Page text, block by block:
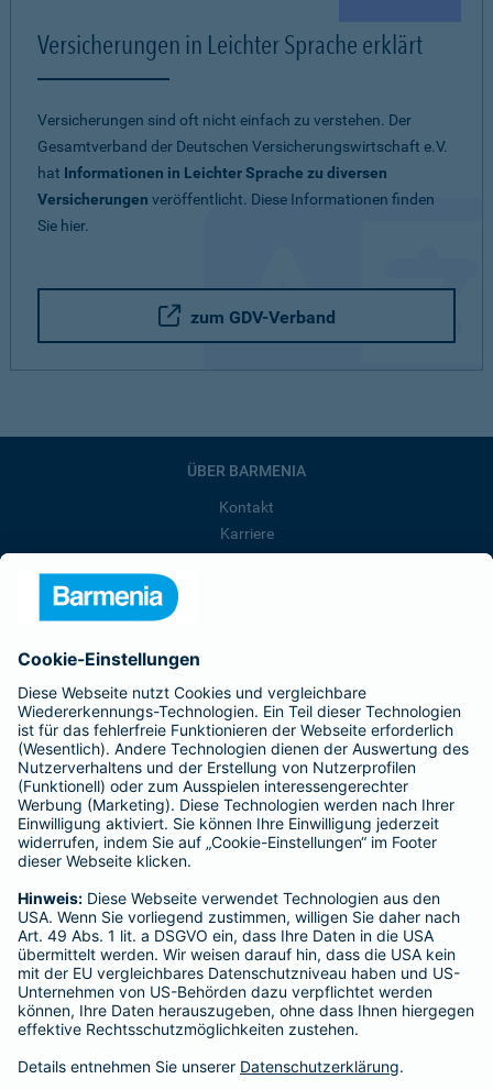
Versicherungen in Leichter Sprache erklärt
Versicherungen sind oft nicht einfach zu verstehen. Der
Gesamtverband der Deutschen Versicherungswirtschaft e.V.
hat Informationen in Leichter Sprache zu diversen
Versicherungen veröffentlicht. Diese Informationen finden
Sie hier.
zum GDV-Verband
ÜBER BARMENIA
Kontakt
Karriere
Barmenia ist Teil der BarmeniaGothaer
BELIEBTE SEITEN
Kranken-Zusatzversicherung
Tierversicherungen
Haftpflichtversicherung
Hausratversicherung
Adresse ändern
Schaden melden
Kilometerstandsmeldung
Serviceübersicht